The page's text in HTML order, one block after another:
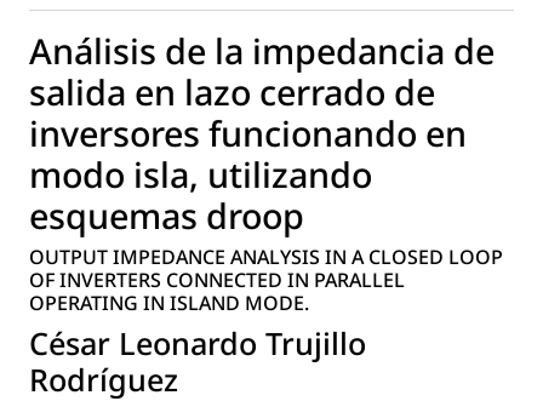
Análisis de la impedancia de
salida en lazo cerrado de
inversores funcionando en
modo isla, utilizando
esquemas droop
OUTPUT IMPEDANCE ANALYSIS IN A CLOSED LOOP
OF INVERTERS CONNECTED IN PARALLEL
OPERATING IN ISLAND MODE.
César Leonardo Trujillo
Rodríguez